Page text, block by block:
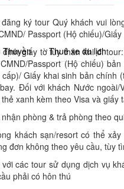
Thuyền Thuê xe du lịch
ký tour Quý khách vui
Passport (Hộ chiếu)/
định giấy tờ tùy thân khi đi
Passport (Hộ chiếu)
cấp)/ Giấy khai sinh bản chính
Đối với khách Nước
xanh kèm theo Visa và giấy
phòng & trả phòng theo
khách sạn/resort có thể
đơn không theo yêu cầu, tùy
các tour sử dụng dịch vụ
phải có hôn thú